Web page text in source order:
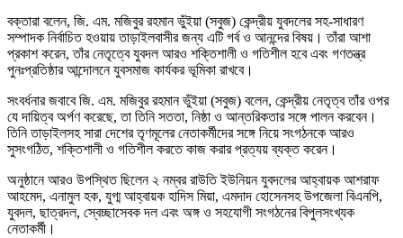
বক্তারা বলেন, জি. এম. মজিবুর রহমান ভুঁইয়া (সবুজ) কেন্দ্রীয় যুবদলের সহ-সাধারণ
সম্পাদক নির্বাচিত হওয়ায় তাড়াইলবাসীর জন্য এটি গর্ব ও আনন্দের বিষয়। তাঁরা আশা
প্রকাশ করেন, তাঁর নেতৃত্বে যুবদল আরও শক্তিশালী ও গতিশীল হবে এবং গণতন্ত্র
পুনঃপ্রতিষ্ঠার আন্দোলনে যুবসমাজ কার্যকর ভূমিকা রাখবে।
সংবর্ধনার জবাবে জি. এম. মজিবুর রহমান ভুঁইয়া (সবুজ) বলেন, কেন্দ্রীয় নেতৃত্ব তাঁর ওপর
যে দায়িত্ব অর্পণ করেছে, তা তিনি সততা, নিষ্ঠা ও আন্তরিকতার সঙ্গে পালন করবেন।
তিনি তাড়াইলসহ সারা দেশের তৃণমূলের নেতাকর্মীদের সঙ্গে নিয়ে সংগঠনকে আরও
সুসংগঠিত, শক্তিশালী ও গতিশীল করতে কাজ করার প্রত্যয় ব্যক্ত করেন।
অনুষ্ঠানে আরও উপস্থিত ছিলেন ২ নম্বর রাউতি ইউনিয়ন যুবদলের আহ্বায়ক আশরাফ
আহমেদ, এনামুল হক, যুগ্ম আহ্বায়ক হাদিস মিয়া, এমদাদ হোসেনসহ উপজেলা বিএনপি,
যুবদল, ছাত্রদল, স্বেচ্ছাসেবক দল এবং অঙ্গ ও সহযোগী সংগঠনের বিপুলসংখ্যক
নেতাকর্মী।